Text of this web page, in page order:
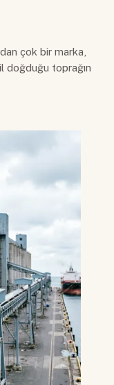
çok bir marka,
doğduğu toprağın